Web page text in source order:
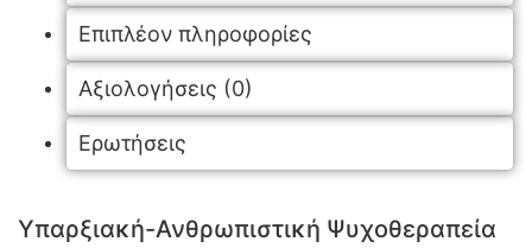
Επιπλέον πληροφορίες
Αξιολογήσεις (0)
Ερωτήσεις
Υπαρξιακή-Ανθρωπιστική Ψυχοθεραπεία